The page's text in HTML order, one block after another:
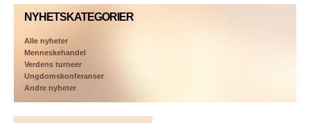
NYHETSKATEGORIER
Alle nyheter
Menneskehandel
Verdens turneer
Ungdomskonferanser
Andre nyheter